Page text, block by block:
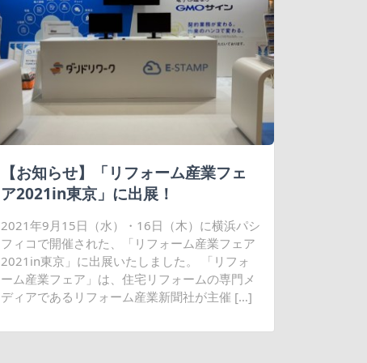
【お知らせ】「リフォーム産業フェ
ア2021in東京」に出展！
2021年9月15日（水）・16日（木）に横浜パシ
フィコで開催された、「リフォーム産業フェア
2021in東京」に出展いたしました。 「リフォ
ーム産業フェア」は、住宅リフォームの専門メ
ディアであるリフォーム産業新聞社が主催 […]